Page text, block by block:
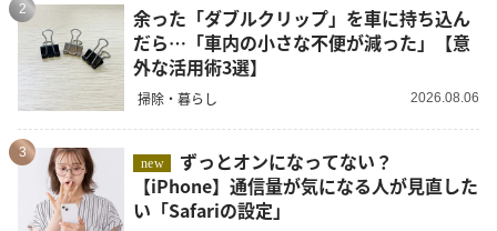
2
余った「ダブルクリップ」を車に持ち込ん
だら…「車内の小さな不便が減った」【意
外な活用術3選】
掃除・暮らし 2026.08.06
3
new
【iPhone】通信量が気になる人が見直した
い「Safariの設定」